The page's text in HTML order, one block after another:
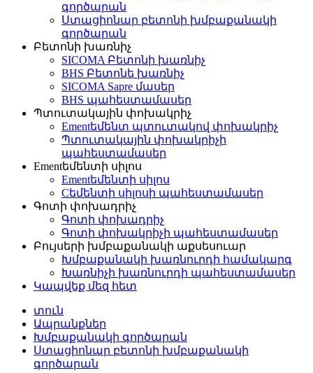
գործարան
Ստացիոնար բետոնի խմբաքանակի
գործարան
Բետոնի խառնիչ
SICOMA Բետոնի խառնիչ
BHS Բետոնե խառնիչ
SICOMA Sapre մասեր
BHS պահեստամասեր
Պտուտակային փոխակրիչ
Ementեմենտ պտուտակով փոխակրիչ
Պտուտակային փոխակրիչի
պահեստամասեր
Ementեմենտի սիլոս
Ementեմենտի սիլոս
Cեմենտի սիլոսի պահեստամասեր
Գոտի փոխադրիչ
Գոտի փոխադրիչ
Գոտի փոխակրիչի պահեստամասեր
Բույսերի խմբաքանակի աքսեսուար
Խմբաքանակի խառնուրդի համակարգ
Խառնիչի խառնուրդի պահեստամասեր
Կապվեք մեզ հետ
տուն
Ապրանքներ
Խմբաքանակի գործարան
Ստացիոնար բետոնի խմբաքանակի
գործարան